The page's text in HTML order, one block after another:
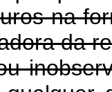
na
da